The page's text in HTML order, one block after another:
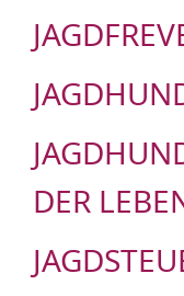
DER